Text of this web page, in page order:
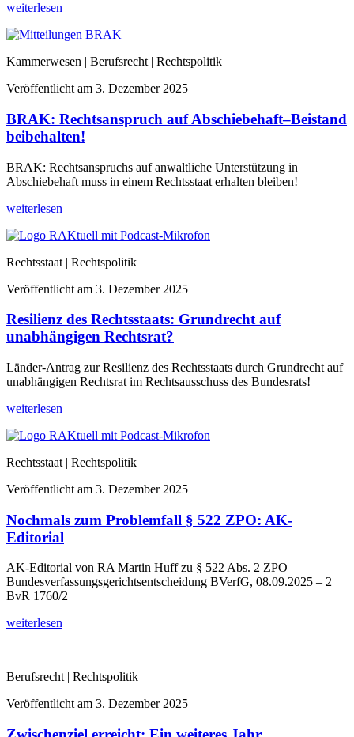
weiterlesen
Kammerwesen | Berufsrecht | Rechtspolitik
Veröffentlicht am 3. Dezember 2025
BRAK: Rechtsanspruch auf Abschiebehaft–Beistand
beibehalten!
BRAK: Rechtsanspruchs auf anwaltliche Unterstützung in
Abschiebehaft muss in einem Rechtsstaat erhalten bleiben!
weiterlesen
Rechtsstaat | Rechtspolitik
Veröffentlicht am 3. Dezember 2025
Resilienz des Rechtsstaats: Grundrecht auf
unabhängigen Rechtsrat?
Länder-Antrag zur Resilienz des Rechtsstaats durch Grundrecht auf
unabhängigen Rechtsrat im Rechtsausschuss des Bundesrats!
weiterlesen
Rechtsstaat | Rechtspolitik
Veröffentlicht am 3. Dezember 2025
Nochmals zum Problemfall § 522 ZPO: AK-
Editorial
AK-Editorial von RA Martin Huff zu § 522 Abs. 2 ZPO |
Bundesverfassungsgerichtsentscheidung BVerfG, 08.09.2025 – 2
BvR 1760/2
weiterlesen
Berufsrecht | Rechtspolitik
Veröffentlicht am 3. Dezember 2025